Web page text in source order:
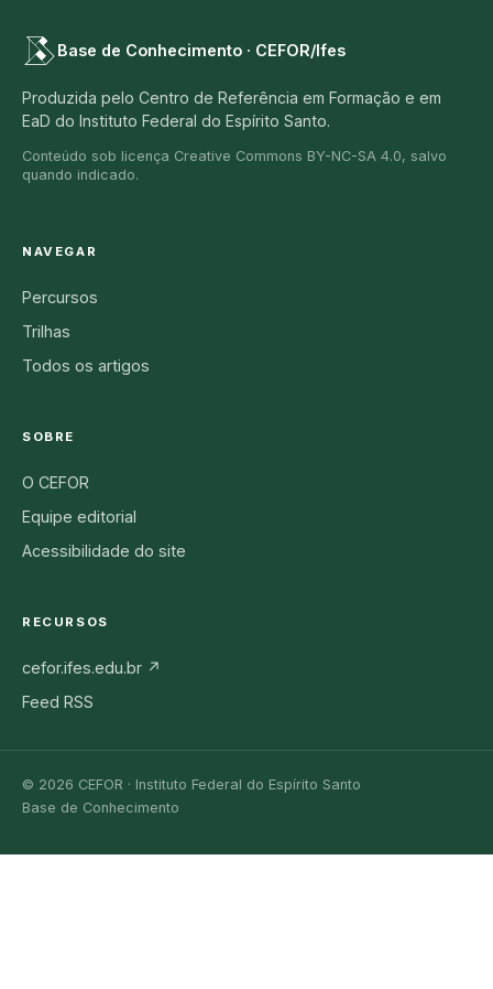
Base de Conhecimento · CEFOR/Ifes
Produzida pelo Centro de Referência em Formação e em
EaD do Instituto Federal do Espírito Santo.
Conteúdo sob licença Creative Commons BY-NC-SA 4.0, salvo
quando indicado.
NAVEGAR
Percursos
Trilhas
Todos os artigos
SOBRE
O CEFOR
Equipe editorial
Acessibilidade do site
RECURSOS
cefor.ifes.edu.br ↗
Feed RSS
© 2026 CEFOR · Instituto Federal do Espírito Santo
Base de Conhecimento